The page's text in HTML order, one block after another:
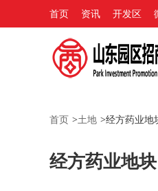
首页 资讯 开发区
首页 >土地 >经方药业地
经方药业地块